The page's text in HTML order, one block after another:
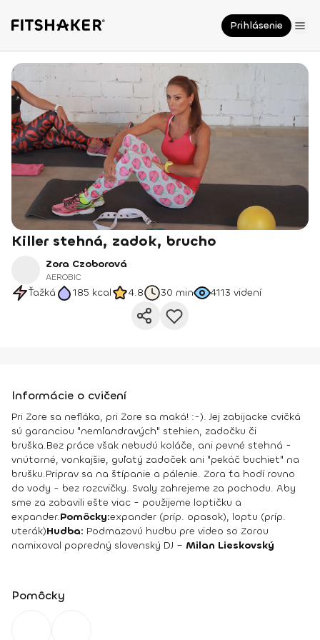
Prihlásenie
Killer stehná, zadok, brucho
Zora Czoborová
AEROBIC
Ťažká 185 kcal 4.8 30 min 4113 videní
Informácie o cvičení
Pri Zore sa nefláka, pri Zore sa maká! :-). Jej zabijacke cvičká
sú garanciou "nemľandravých" stehien, zadočku či
bruška.Bez práce však nebudú koláče, ani pevné stehná -
vnútorné, vonkajšie, guľatý zadoček ani "pekáč buchiet" na
brušku.Priprav sa na štípanie a pálenie. Zora ťa hodí rovno
do vody - bez rozcvičky. Svaly zahrejeme za pochodu. Aby
sme za zabavili ešte viac - použijeme loptičku a
expander.Pomôcky:expander (príp. opasok), loptu (príp.
uterák)Hudba: Podmazovú hudbu pre video so Zorou
namixoval popredný slovenský DJ – Milan Lieskovský
Pomôcky